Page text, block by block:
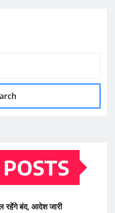
रहेंगे बंद, आदेश जारी